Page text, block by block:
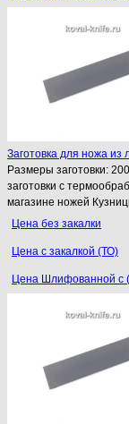
Заготовка для ножа
Размеры заготовки:
заготовки с
магазине ножей
Цена без закалки
Цена с закалкой (ТО)
Цена Шлифованной с